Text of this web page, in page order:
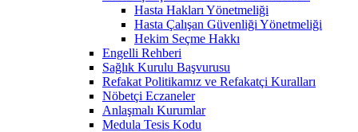
Hasta Hakları Yönetmeliği
Hasta Çalışan Güvenliği Yönetmeliği
Hekim Seçme Hakkı
Engelli Rehberi
Sağlık Kurulu Başvurusu
Refakat Politikamız ve Refakatçi Kuralları
Nöbetçi Eczaneler
Anlaşmalı Kurumlar
Medula Tesis Kodu